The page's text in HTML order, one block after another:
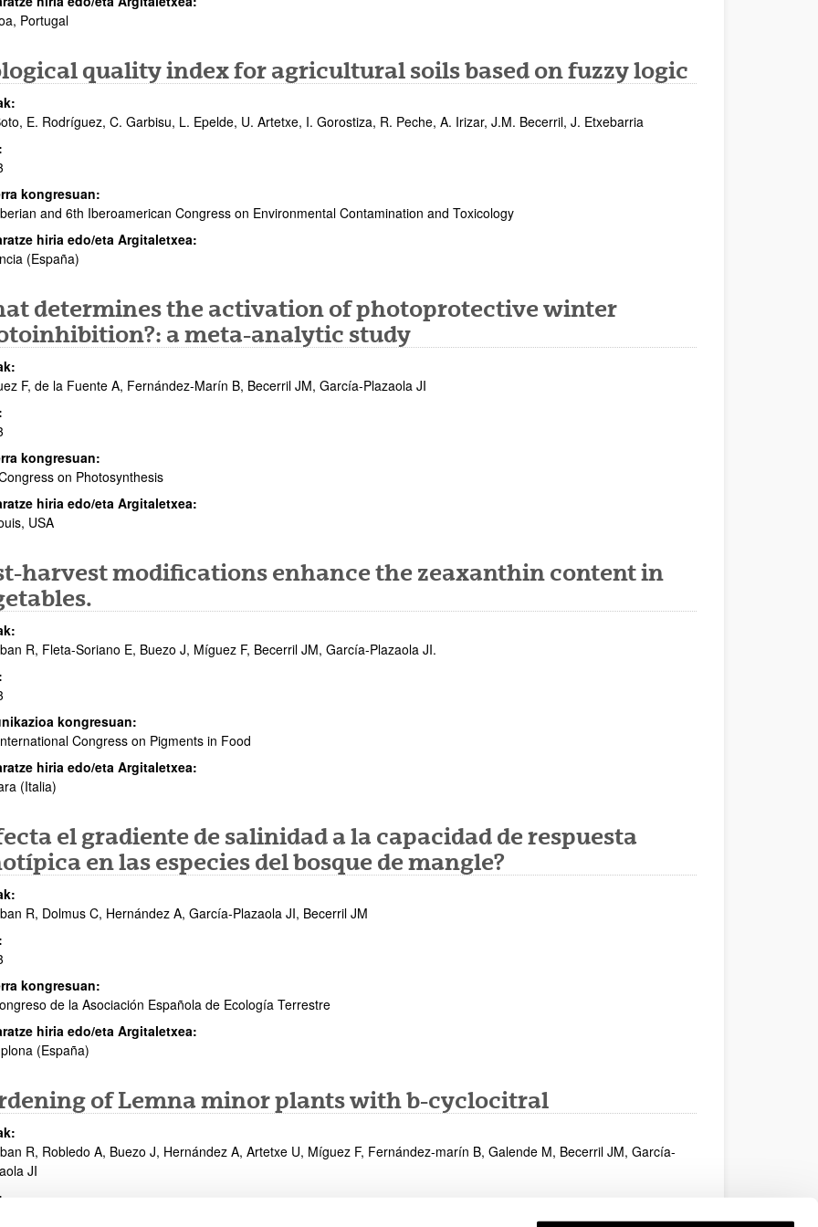
Portugal
quality index for agricultural soils based on fuzzy logic
E. Rodríguez, C. Garbisu, L. Epelde, U. Artetxe, I. Gorostiza, R. Peche, A. Irizar, J.M. Becerril, J. Etxebarria
kongresuan:
and 6th Iberoamerican Congress on Environmental Contamination and Toxicology
hiria edo/eta Argitaletxea:
(España)
determines the activation of photoprotective winter
a meta-analytic study
F, de la Fuente A, Fernández-Marín B, Becerril JM, García-Plazaola JI
kongresuan:
on Photosynthesis
hiria edo/eta Argitaletxea:
USA
harvest modifications enhance the zeaxanthin content in
R, Fleta-Soriano E, Buezo J, Míguez F, Becerril JM, García-Plazaola JI.
kongresuan:
Congress on Pigments in Food
hiria edo/eta Argitaletxea:
(Italia)
el gradiente de salinidad a la capacidad de respuesta
en las especies del bosque de mangle?
R, Dolmus C, Hernández A, García-Plazaola JI, Becerril JM
kongresuan:
de la Asociación Española de Ecología Terrestre
hiria edo/eta Argitaletxea:
(España)
of Lemna minor plants with b-cyclocitral
R, Robledo A, Buezo J, Hernández A, Artetxe U, Míguez F, Fernández-marín B, Galende M, Becerril JM, García-
JI